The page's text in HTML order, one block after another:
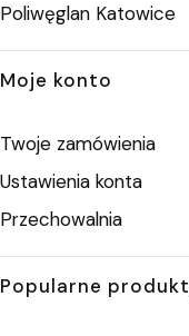
Poliwęglan Katowice
Moje konto
Twoje zamówienia
Ustawienia konta
Przechowalnia
Popularne